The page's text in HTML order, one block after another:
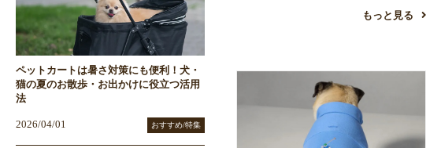
もっと見る
ペットカートは暑さ対策にも便利！犬・
猫の夏のお散歩・お出かけに役立つ活用
法
2026/04/01 おすすめ/特集